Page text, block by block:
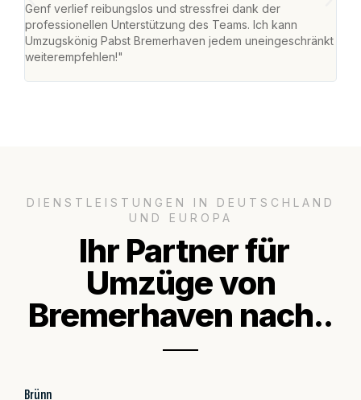
Genf verlief reibungslos und stressfrei dank der
professionellen Unterstützung des Teams. Ich kann
Umzugskönig Pabst Bremerhaven jedem uneingeschränkt
weiterempfehlen!"
DIENSTLEISTUNGEN IN DEUTSCHLAND
UND EUROPA
Ihr Partner für
Umzüge von
Bremerhaven nach..
Brünn